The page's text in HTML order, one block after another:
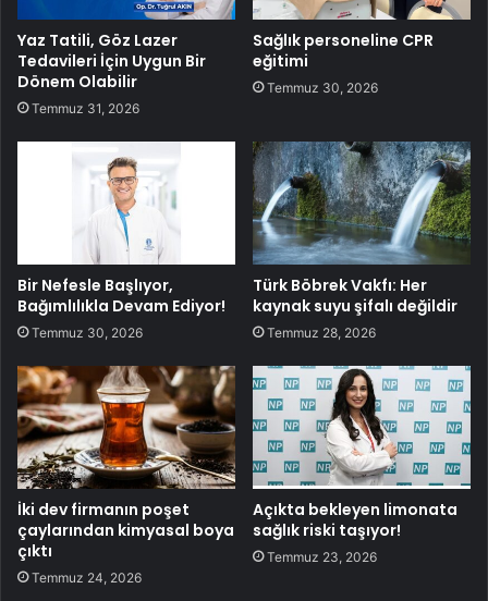
Yaz Tatili, Göz Lazer
Tedavileri İçin Uygun Bir
Dönem Olabilir
Temmuz 31, 2026
Sağlık personeline CPR
eğitimi
Temmuz 30, 2026
Bir Nefesle Başlıyor,
Bağımlılıkla Devam Ediyor!
Temmuz 30, 2026
Türk Böbrek Vakfı: Her
kaynak suyu şifalı değildir
Temmuz 28, 2026
İki dev firmanın poşet
çaylarından kimyasal boya
çıktı
Temmuz 24, 2026
Açıkta bekleyen limonata
sağlık riski taşıyor!
Temmuz 23, 2026